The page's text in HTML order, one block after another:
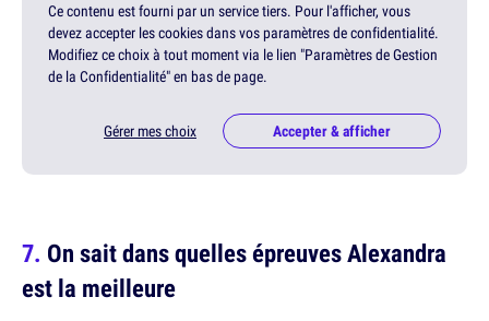
Ce contenu est fourni par un service tiers. Pour l'afficher, vous
devez accepter les cookies dans vos paramètres de confidentialité.
Modifiez ce choix à tout moment via le lien "Paramètres de Gestion
de la Confidentialité" en bas de page.
Gérer mes choix Accepter & afficher
On sait dans quelles épreuves Alexandra
est la meilleure